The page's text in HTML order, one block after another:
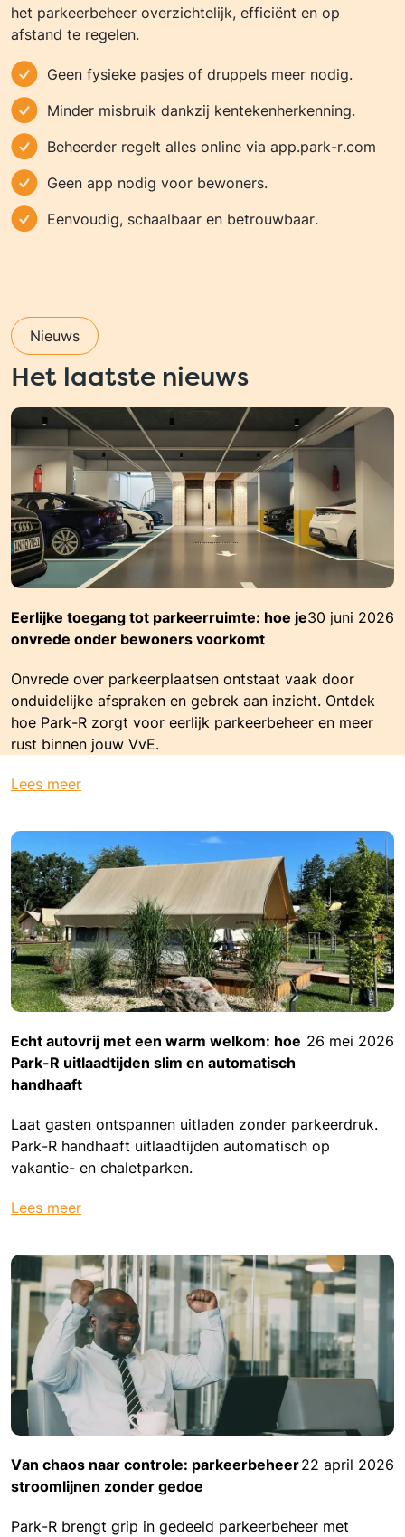
het parkeerbeheer overzichtelijk, efficiënt en op
afstand te regelen.
Geen fysieke pasjes of druppels meer nodig.
Minder misbruik dankzij kentekenherkenning.
Beheerder regelt alles online via app.park-r.com
Geen app nodig voor bewoners.
Eenvoudig, schaalbaar en betrouwbaar.
Nieuws
Het laatste nieuws
Eerlijke toegang tot parkeerruimte: hoe je
onvrede onder bewoners voorkomt
30 juni 2026
Onvrede over parkeerplaatsen ontstaat vaak door
onduidelijke afspraken en gebrek aan inzicht. Ontdek
hoe Park-R zorgt voor eerlijk parkeerbeheer en meer
rust binnen jouw VvE.
Lees meer
Echt autovrij met een warm welkom: hoe
Park-R uitlaadtijden slim en automatisch
handhaaft
26 mei 2026
Laat gasten ontspannen uitladen zonder parkeerdruk.
Park-R handhaaft uitlaadtijden automatisch op
vakantie- en chaletparken.
Lees meer
Van chaos naar controle: parkeerbeheer
stroomlijnen zonder gedoe
22 april 2026
Park-R brengt grip in gedeeld parkeerbeheer met